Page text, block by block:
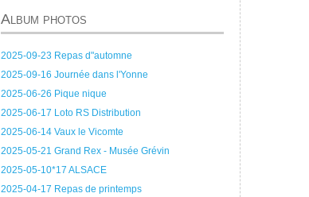
Album photos
2025-09-23 Repas d"automne
2025-09-16 Journée dans l'Yonne
2025-06-26 Pique nique
2025-06-17 Loto RS Distribution
2025-06-14 Vaux le Vicomte
2025-05-21 Grand Rex - Musée Grévin
2025-05-10*17 ALSACE
2025-04-17 Repas de printemps